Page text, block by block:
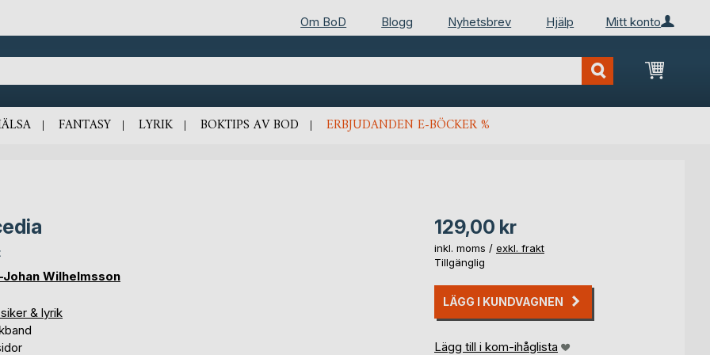
Mitt konto
Om BoD Blogg Nyhetsbrev Hjälp
Min
FANTASY LYRIK BOKTIPS AV BOD ERBJUDANDEN E-BÖCKER %
Johan Wilhelmsson
& lyrik
129,00 kr
inkl. moms / exkl. frakt
Tillgänglig
LÄGG I KUNDVAGNEN
Lägg till i kom-ihåglista